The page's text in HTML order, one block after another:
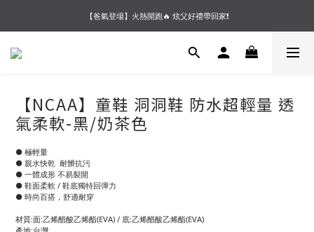
【夏末OUTLET】專區全面5折起❗超值入手就趁現在🔥
【爸氣登場】火熱開跑🔥 炫父好禮帶回家❗
【會員好禮】加入會員送$200購物金❗多重好禮等你加入領取 ❗
【NCAA】童鞋 洞洞鞋 防水超輕量 透
氣柔軟-黑/奶茶色
● 極輕量
● 親水快乾  耐髒抗污
● 一體成形 不易裂開
● 鞋面柔軟 / 鞋底獨特回彈力
● 時尚百搭，舒適耐穿
材質:面:乙烯醋酸乙烯酯(EVA) / 底:乙烯醋酸乙烯酯(EVA)